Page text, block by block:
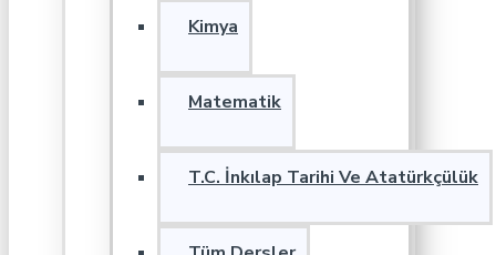
Kimya
Matematik
T.C. İnkılap Tarihi Ve Atatürkçülük